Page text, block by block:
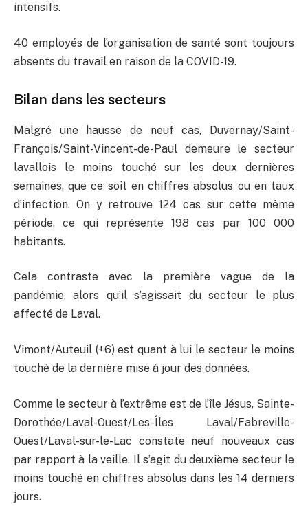
intensifs.
40 employés de l’organisation de santé sont toujours
absents du travail en raison de la COVID-19.
Bilan dans les secteurs
Malgré une hausse de neuf cas, Duvernay/Saint-
François/Saint-Vincent-de-Paul demeure le secteur
lavallois le moins touché sur les deux dernières
semaines, que ce soit en chiffres absolus ou en taux
d’infection. On y retrouve 124 cas sur cette même
période, ce qui représente 198 cas par 100 000
habitants.
Cela contraste avec la première vague de la
pandémie, alors qu’il s’agissait du secteur le plus
affecté de Laval.
Vimont/Auteuil (+6) est quant à lui le secteur le moins
touché de la dernière mise à jour des données.
Comme le secteur à l’extrême est de l’île Jésus, Sainte-
Dorothée/Laval-Ouest/Les-Îles Laval/Fabreville-
Ouest/Laval-sur-le-Lac constate neuf nouveaux cas
par rapport à la veille. Il s’agit du deuxième secteur le
moins touché en chiffres absolus dans les 14 derniers
jours.